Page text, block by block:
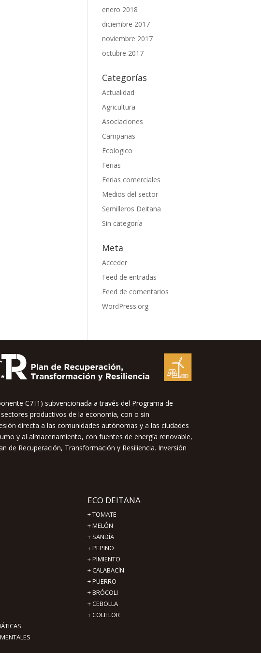
enero 2018
diciembre 2017
noviembre 2017
octubre 2017
Categorías
Actualidad
Agricultura
Asociaciones
Campañas
Ecologico
Ferias
Ferias comerciales
Medios del sector
Semilleros Deitana
Sin categoría
Meta
Acceder
Feed de entradas
Feed de comentarios
WordPress.org
C7:I1) subvencionada a través del Programa de
productivos de la economía, con o sin
directa a las comunidades autónomas y a las ciudades
y al almacenamiento, con fuentes de energía renovable,
de Recuperación, Transformación y Resiliencia. Inversión
ECO DEITANA
+TOMATE
+MELÓN
+ SANDÍA
+PEPINO
+PIMIENTO
+CALABACÍN
+PUERRO
+BRÓCOLI
+CEBOLLA
+COLIFLOR